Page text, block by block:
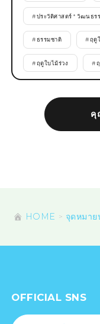
คุ
#ประวัติศาสตร์ * วัฒนธร
#ธรรมชาติ #ฤดู
#ฤดูใบไม้ร่วง #
HOME จุดหมาย
OFFICIAL SNS